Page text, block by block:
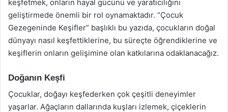
keşfetmek, onların hayal gücünü ve yaratıcılığını
geliştirmede önemli bir rol oynamaktadır. “Çocuk
Gezegeninde Keşifler” başlıklı bu yazıda, çocukların doğal
dünyayı nasıl keşfettiklerine, bu süreçte öğrendiklerine ve
keşiflerin onların gelişimine olan katkılarına odaklanacağız.
Doğanın Keşfi
Çocuklar, doğayı keşfederken çok çeşitli deneyimler
yaşarlar. Ağaçların dallarında kuşları izlemek, çiçeklerin